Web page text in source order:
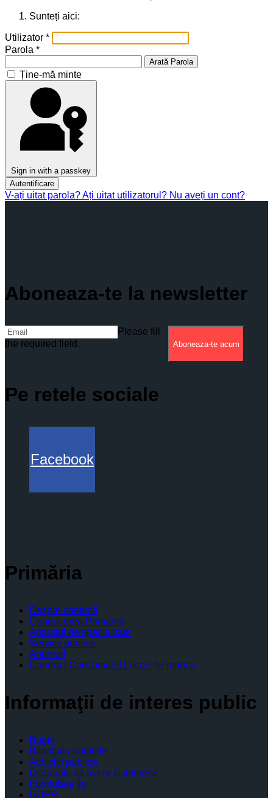
Sunteți aici:
Utilizator *
Parola *
Arată Parola
Ține-mă minte
Sign in with a passkey
Autentificare
V-ați uitat parola?Ați uitat utilizatorul? Nu aveți un cont?
Aboneaza-te la newsletter
Please fill
the required field.
Aboneaza-te acum
Pe retele sociale
Facebook
Primăria
Despre comună
Conducerea Primăriei
Aparatul de specialitate
Servicii publice
Anunturi
Cariera | Concursuri | Locuri de munca
Informaţii de interes public
Buget
Bilanţuri contabile
Achiziţii publice
Declaratii de avere si interese
Formulare tip
GDPR